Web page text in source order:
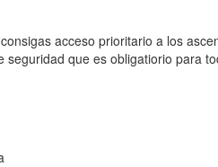
acceso prioritario a los
seguridad que es obligatiorio para